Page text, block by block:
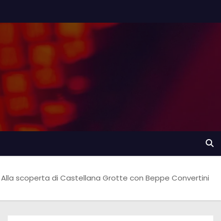
Alla scoperta di Castellana Grotte con Beppe Convertini